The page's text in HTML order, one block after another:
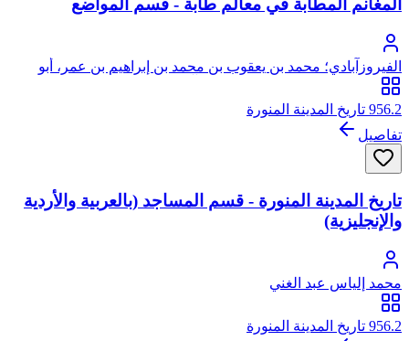
المغانم المطابة في معالم طابة - قسم المواضع
الفيروزآبادي؛ محمد بن يعقوب بن محمد بن إبراهيم بن عمر، أبو
طاهر، مجد الدين الشيرازي الفيروزآبادي
956.2 تاريخ المدينة المنورة
تفاصيل
تاريخ المدينة المنورة - قسم المساجد (بالعربية والأردية
والإنجليزية)
محمد إلياس عبد الغني
956.2 تاريخ المدينة المنورة